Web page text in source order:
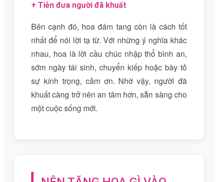
+ Tiễn đưa người đã khuất
Bên cạnh đó, hoa đám tang còn là cách tốt
nhất để nói lời tạ từ. Với những ý nghĩa khác
nhau, hoa là lời cầu chúc nhập thổ bình an,
sớm ngày tái sinh, chuyển kiếp hoặc bày tỏ
sự kính trọng, cảm ơn. Nhờ vậy, người đã
khuất càng trở nên an tâm hơn, sẵn sàng cho
một cuộc sống mới.